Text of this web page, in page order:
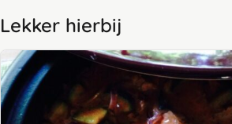
Lekker hierbij